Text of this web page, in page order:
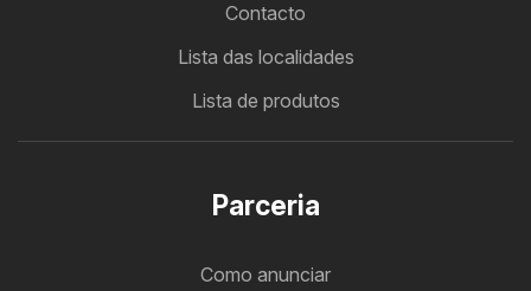
Contacto
Lista das localidades
Lista de produtos
Parceria
Como anunciar